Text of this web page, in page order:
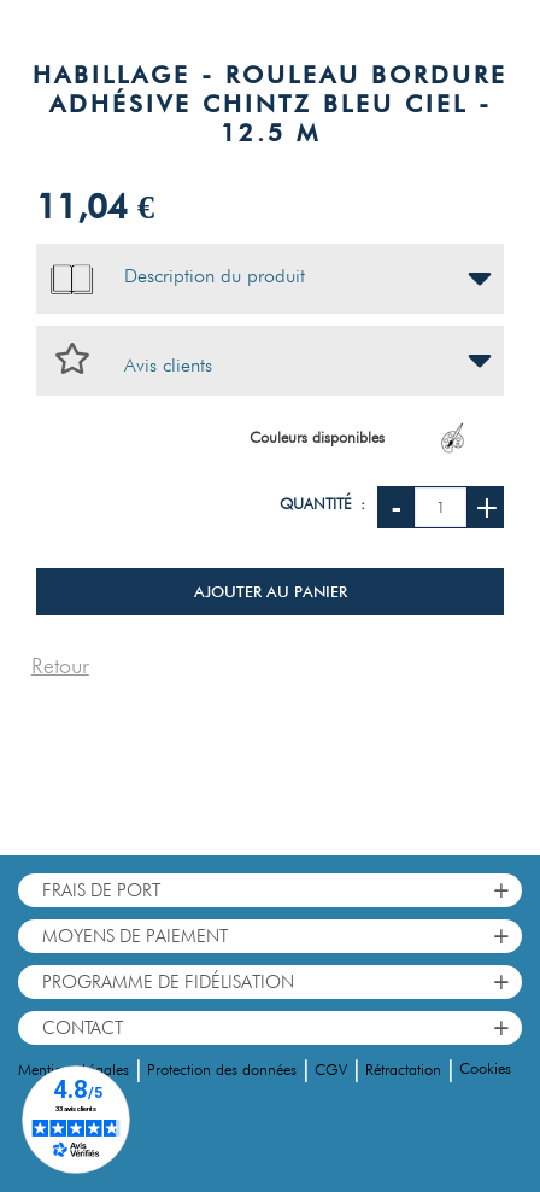
HABILLAGE - ROULEAU BORDURE
ADHÉSIVE CHINTZ BLEU CIEL -
12.5 M
11,04 €
Description du produit
Avis clients
Couleurs disponibles
QUANTITÉ : - +
AJOUTER AU PANIER
Retour
FRAIS DE PORT +
MOYENS DE PAIEMENT +
PROGRAMME DE FIDÉLISATION +
CONTACT +
Mentions Légales | Protection des données | CGV | Rétractation | Cookies